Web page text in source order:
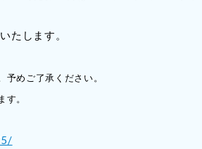
たします。
めご了承ください。
。